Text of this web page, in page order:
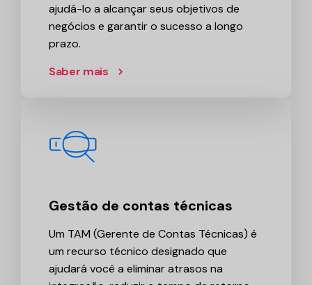
ajudá-lo a alcançar seus objetivos de
negócios e garantir o sucesso a longo
prazo.
Saber mais
Gestão de contas técnicas
Um TAM (Gerente de Contas Técnicas) é
um recurso técnico designado que
ajudará você a eliminar atrasos na